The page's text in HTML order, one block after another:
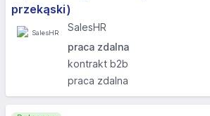
przekąski)
SalesHR
praca zdalna
kontrakt b2b
praca zdalna